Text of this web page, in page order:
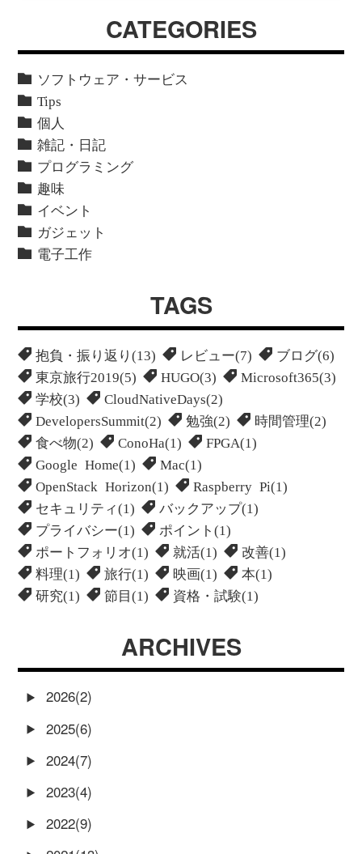
CATEGORIES
ソフトウェア・サービス
Tips
個人
雑記・日記
プログラミング
趣味
イベント
ガジェット
電子工作
TAGS
抱負・振り返り(13) レビュー(7)
ブログ(6)
東京旅行2019(5)
HUGO(3)
Microsoft365(3)
学校(3)
CloudNativeDays(2)
DevelopersSummit(2)
勉強(2)
時間管理(2)
食べ物(2)
ConoHa(1)
FPGA(1)
Google Home(1)
Mac(1)
OpenStack Horizon(1)
Raspberry Pi(1)
セキュリティ(1)
バックアップ(1)
プライバシー(1)
ポイント(1)
ポートフォリオ(1)
就活(1)
改善(1)
料理(1)
旅行(1) 映画(1)
本(1)
研究(1)
節目(1) 資格・試験(1)
ARCHIVES
2026(2)
2025(6)
2024(7)
2023(4)
2022(9)